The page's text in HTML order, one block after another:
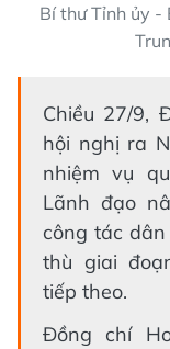
Bí thư Tỉnh ủy -
Chiều 27/9,
hội nghị ra
nhiệm vụ
Lãnh đạo
công tác
thù giai
tiếp theo.
Đồng chí